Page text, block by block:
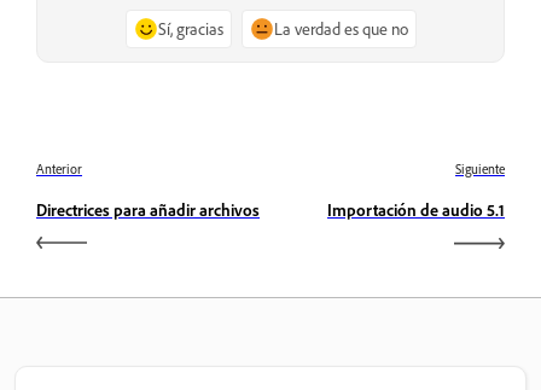
Sí, gracias La verdad es que no
Anterior
Directrices para añadir archivos
Siguiente
Importación de audio 5.1